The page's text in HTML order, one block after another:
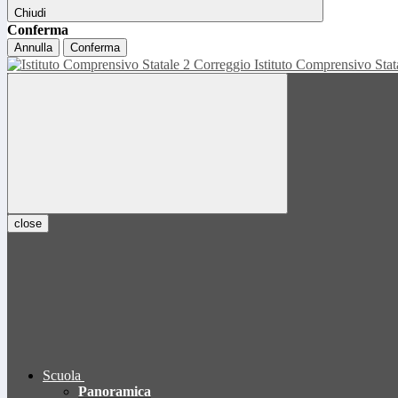
Chiudi
Conferma
Annulla Conferma
Istituto Comprensivo
close
Scuola
Panoramica